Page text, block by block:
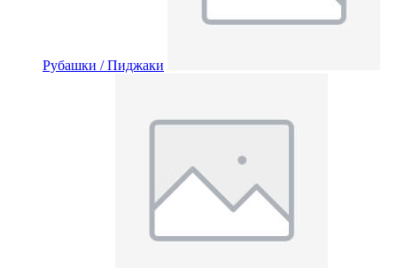
Рубашки / Пиджаки